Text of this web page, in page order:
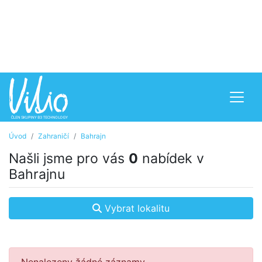
Úvod Zahraničí Bahrajn
Našli jsme pro vás 0 nabídek v
Bahrajnu
Vybrat lokalitu